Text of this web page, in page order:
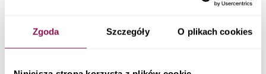
Zgoda Szczegóły O plikach cookies
od 78 zł
Sokowy detoks
od 66 zł/ dzień